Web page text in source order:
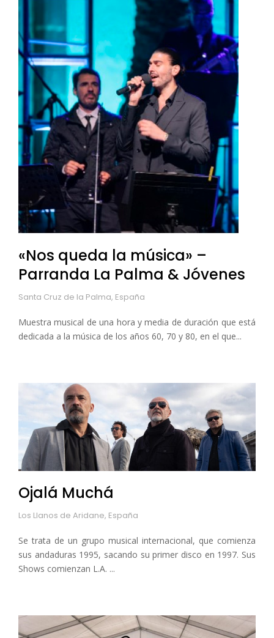
«Nos queda la música» –
Parranda La Palma & Jóvenes
Santa Cruz de la Palma, España
Muestra musical de una hora y media de duración que está
dedicada a la música de los años 60, 70 y 80, en el que...
Ojalá Muchá
Los Llanos de Aridane, España
Se trata de un grupo musical internacional, que comienza
sus andaduras 1995, sacando su primer disco en 1997. Sus
Shows comienzan L.A. ...